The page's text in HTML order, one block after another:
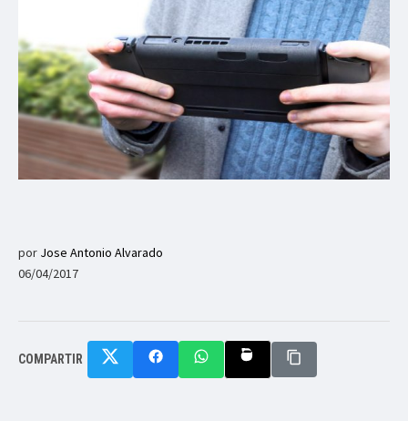
por Jose Antonio Alvarado
06/04/2017
COMPARTIR